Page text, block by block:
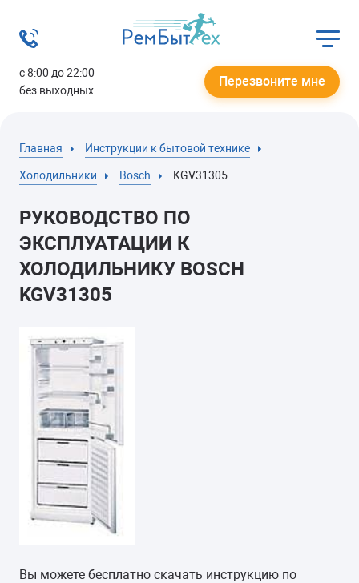
с 8:00 до 22:00
без выходных
Перезвоните мне
Главная Инструкции к бытовой технике
Холодильники Bosch KGV31305
РУКОВОДСТВО ПО
ЭКСПЛУАТАЦИИ К
ХОЛОДИЛЬНИКУ BOSCH
KGV31305
Вы можете бесплатно скачать инструкцию по